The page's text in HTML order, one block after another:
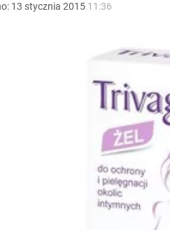
sobie nieruchomości
mówią. „Nie chcę jej całować”
13 stycznia 2015 11:36